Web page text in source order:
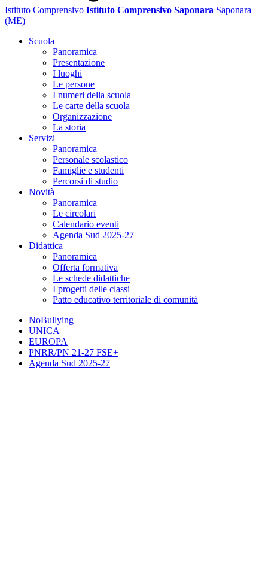
Istituto Comprensivo Istituto Comprensivo Saponara Saponara
(ME)
Scuola
Panoramica
Presentazione
I luoghi
Le persone
I numeri della scuola
Le carte della scuola
Organizzazione
La storia
Servizi
Panoramica
Personale scolastico
Famiglie e studenti
Percorsi di studio
Novità
Panoramica
Le circolari
Calendario eventi
Agenda Sud 2025-27
Didattica
Panoramica
Offerta formativa
Le schede didattiche
I progetti delle classi
Patto educativo territoriale di comunità
NoBullying
UNICA
EUROPA
PNRR/PN 21-27 FSE+
Agenda Sud 2025-27